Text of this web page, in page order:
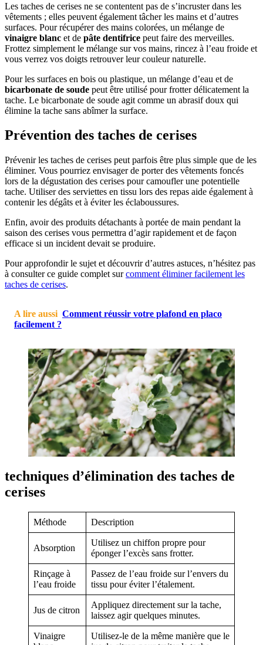
Les taches de cerises ne se contentent pas de s’incruster dans les
vêtements ; elles peuvent également tâcher les mains et d’autres
surfaces. Pour récupérer des mains colorées, un mélange de
vinaigre blanc et de pâte dentifrice peut faire des merveilles.
Frottez simplement le mélange sur vos mains, rincez à l’eau froide et
vous verrez vos doigts retrouver leur couleur naturelle.
Pour les surfaces en bois ou plastique, un mélange d’eau et de
bicarbonate de soude peut être utilisé pour frotter délicatement la
tache. Le bicarbonate de soude agit comme un abrasif doux qui
élimine la tache sans abîmer la surface.
Prévention des taches de cerises
Prévenir les taches de cerises peut parfois être plus simple que de les
éliminer. Vous pourriez envisager de porter des vêtements foncés
lors de la dégustation des cerises pour camoufler une potentielle
tache. Utiliser des serviettes en tissu lors des repas aide également à
contenir les dégâts et à éviter les éclaboussures.
Enfin, avoir des produits détachants à portée de main pendant la
saison des cerises vous permettra d’agir rapidement et de façon
efficace si un incident devait se produire.
Pour approfondir le sujet et découvrir d’autres astuces, n’hésitez pas
à consulter ce guide complet surcomment éliminer facilement les
taches de cerises.
A lire aussi Comment réussir votre plafond en placo
facilement ?
techniques d’élimination des taches de
cerises
Méthode Description
Absorption
Utilisez un chiffon propre pour
éponger l’excès sans frotter.
Rinçage à
l’eau froide
Passez de l’eau froide sur l’envers du
tissu pour éviter l’étalement.
Jus de citron
Appliquez directement sur la tache,
laissez agir quelques minutes.
Vinaigre
Utilisez-le de la même manière que le